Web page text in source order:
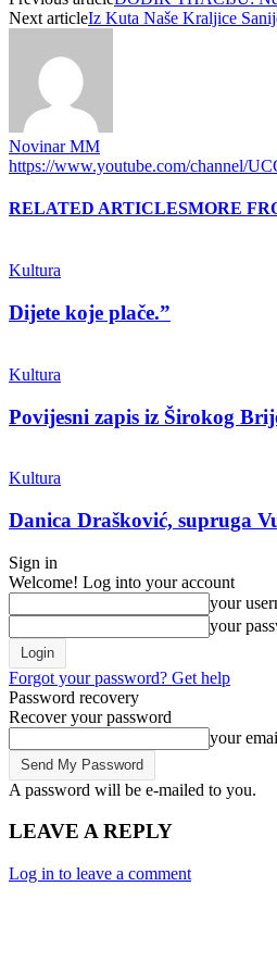
Next articleIz Kuta Naše Kraljice
Novinar MM
https://www.youtube.com/channel/
RELATED ARTICLESMORE
Kultura
Dijete koje plače.”
Kultura
Povijesni zapis iz Širokog
Kultura
Danica Drašković, supruga
Sign in
Welcome! Log into your account
your
your
Forgot your password? Get help
Password recovery
Recover your password
your
A password will be e-mailed to you.
LEAVE A REPLY
Log in to leave a comment